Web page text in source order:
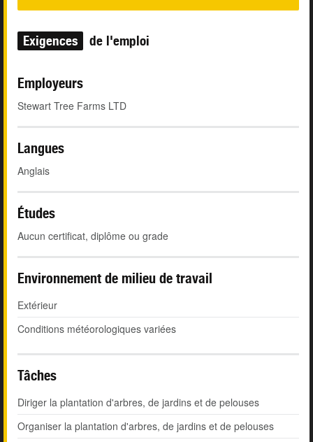
Exigences de l'emploi
Employeurs
Stewart Tree Farms LTD
Langues
Anglais
Études
Aucun certificat, diplôme ou grade
Environnement de milieu de travail
Extérieur
Conditions météorologiques variées
Tâches
Diriger la plantation d'arbres, de jardins et de pelouses
Organiser la plantation d'arbres, de jardins et de pelouses